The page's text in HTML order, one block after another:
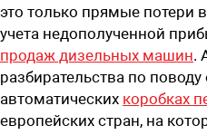
это только прямые потери
учета недополученной
продаж дизельных машин.
разбирательства по
автоматических коробках
европейских стран, на